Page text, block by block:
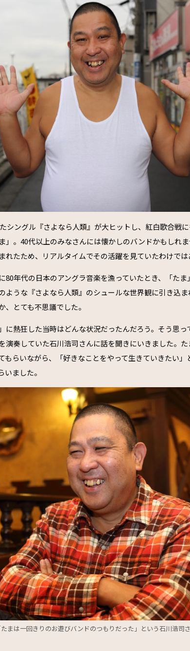
シングル『さよなら人類』が大ヒットし、紅白歌合戦
」。40代以上のみなさんには懐かしのバンドかもしれ
れたため、リアルタイムでその活躍を見ていたわけでは
80年代の日本のアングラ音楽を漁っていたとき、「た
ような『さよなら人類』のシュールな世界観に引き込
、とても不思議でした。
に熱狂した当時はどんな状況だったんだろう。そう思
演奏していた石川浩司さんに話を聞きにいきました。
もらいながら、「好きなことをやって生きていきたい
いました。
たまは一回きりのお遊びバンドのつもりだった」という石川浩司